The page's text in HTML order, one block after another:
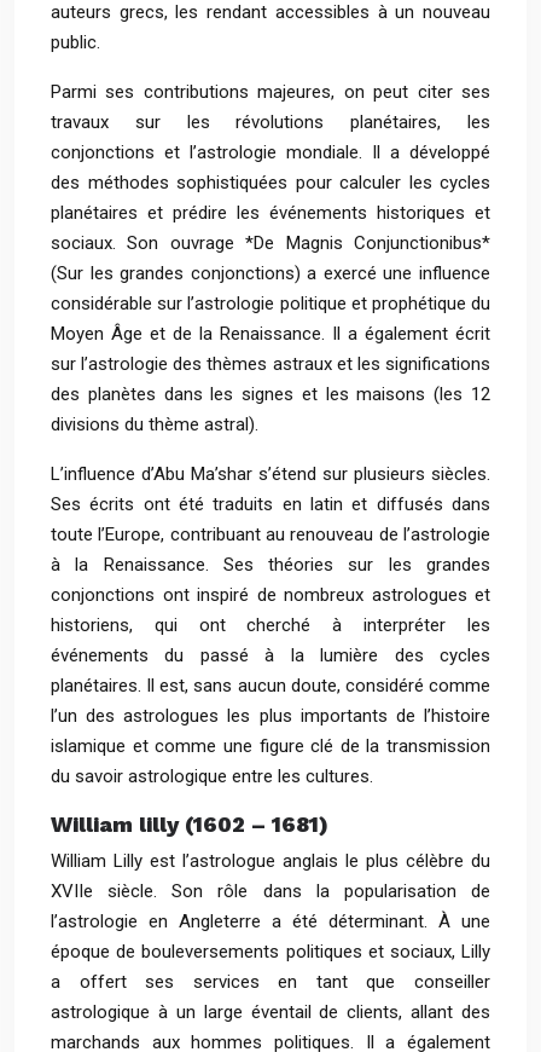
auteurs grecs, les rendant accessibles à un nouveau
public.
Parmi ses contributions majeures, on peut citer ses
travaux sur les révolutions planétaires, les
conjonctions et l’astrologie mondiale. Il a développé
des méthodes sophistiquées pour calculer les cycles
planétaires et prédire les événements historiques et
sociaux. Son ouvrage *De Magnis Conjunctionibus*
(Sur les grandes conjonctions) a exercé une influence
considérable sur l’astrologie politique et prophétique du
Moyen Âge et de la Renaissance. Il a également écrit
sur l’astrologie des thèmes astraux et les significations
des planètes dans les signes et les maisons (les 12
divisions du thème astral).
L’influence d’Abu Ma’shar s’étend sur plusieurs siècles.
Ses écrits ont été traduits en latin et diffusés dans
toute l’Europe, contribuant au renouveau de l’astrologie
à la Renaissance. Ses théories sur les grandes
conjonctions ont inspiré de nombreux astrologues et
historiens, qui ont cherché à interpréter les
événements du passé à la lumière des cycles
planétaires. Il est, sans aucun doute, considéré comme
l’un des astrologues les plus importants de l’histoire
islamique et comme une figure clé de la transmission
du savoir astrologique entre les cultures.
William lilly (1602 – 1681)
William Lilly est l’astrologue anglais le plus célèbre du
XVIIe siècle. Son rôle dans la popularisation de
l’astrologie en Angleterre a été déterminant. À une
époque de bouleversements politiques et sociaux, Lilly
a offert ses services en tant que conseiller
astrologique à un large éventail de clients, allant des
marchands aux hommes politiques. Il a également